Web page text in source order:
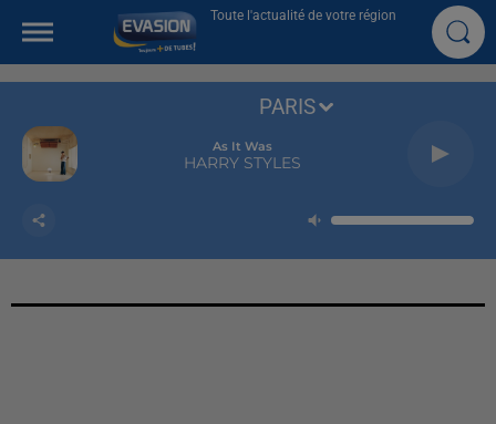
Toute l'actualité de votre région
As It Was
HARRY STYLES
PARIS